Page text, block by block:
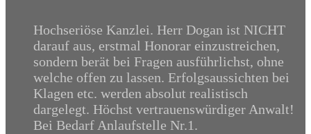
Hochseriöse Kanzlei. Herr Dogan ist NICHT
darauf aus, erstmal Honorar einzustreichen,
sondern berät bei Fragen ausführlichst, ohne
welche offen zu lassen. Erfolgsaussichten bei
Klagen etc. werden absolut realistisch
dargelegt. Höchst vertrauenswürdiger Anwalt!
Bei Bedarf Anlaufstelle Nr.1.